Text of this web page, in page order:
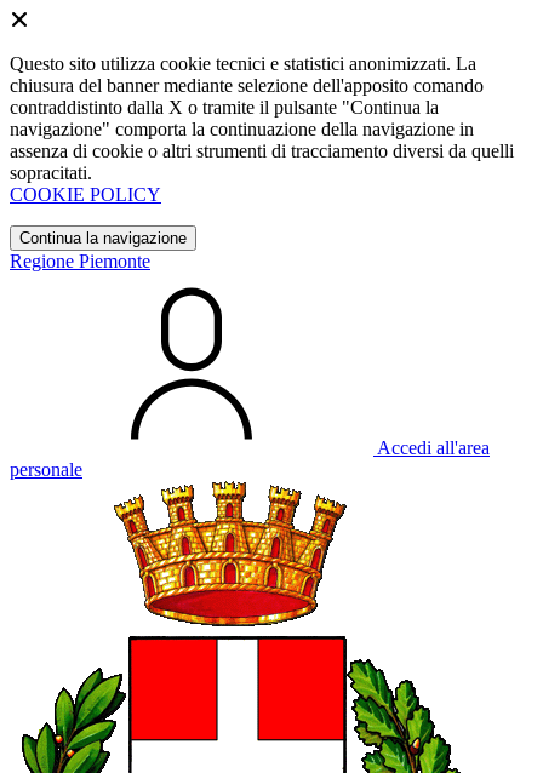
Questo sito utilizza cookie tecnici e statistici anonimizzati. La
chiusura del banner mediante selezione dell'apposito comando
contraddistinto dalla X o tramite il pulsante "Continua la
navigazione" comporta la continuazione della navigazione in
assenza di cookie o altri strumenti di tracciamento diversi da quelli
sopracitati.
COOKIE POLICY
Continua la navigazione
Regione Piemonte
Accedi all'area
personale